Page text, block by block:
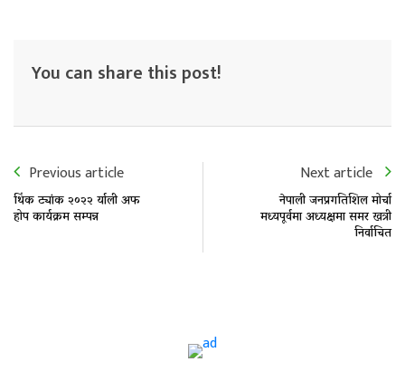
You can share this post!
Previous article
थिंक ट्यांक २०२२ र्याली अफ
होप कार्यक्रम सम्पन्न
Next article
नेपाली जनप्रगतिशिल मोर्चा
मध्यपूर्वमा अध्यक्षमा समर खत्री
निर्वाचित